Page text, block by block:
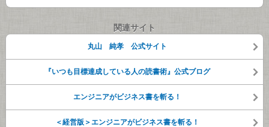
関連サイト
丸山 純孝 公式サイト
『いつも目標達成している人の読書術』公式ブログ
エンジニアがビジネス書を斬る！
＜経営版＞エンジニアがビジネス書を斬る！